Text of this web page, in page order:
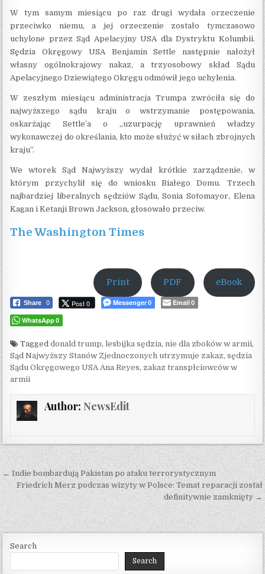
W tym samym miesiącu po raz drugi wydała orzeczenie
przeciwko niemu, a jej orzeczenie zostało tymczasowo
uchylone przez Sąd Apelacyjny USA dla Dystryktu Kolumbii.
Sędzia Okręgowy USA Benjamin Settle następnie nałożył
własny ogólnokrajowy nakaz, a trzyosobowy skład Sądu
Apelacyjnego Dziewiątego Okręgu odmówił jego uchylenia.
W zeszłym miesiącu administracja Trumpa zwróciła się do
najwyższego sądu kraju o wstrzymanie postępowania,
oskarżając Settle’a o „uzurpację uprawnień władzy
wykonawczej do określania, kto może służyć w siłach zbrojnych
kraju”.
We wtorek Sąd Najwyższy wydał krótkie zarządzenie, w
którym przychylił się do wniosku Białego Domu. Trzech
najbardziej liberalnych sędziów Sądu, Sonia Sotomayor, Elena
Kagan i Ketanji Brown Jackson, głosowało przeciw.
The Washington Times
Print PDF eBook
Share 0 Post 0 Messenger 0 Email 0
WhatsApp 0
Taggeddonald trump,lesbijka sędzia, nie dla zboków w armii,
Sąd Najwyższy Stanów Zjednoczonych utrzymuje zakaz,sędzia
Sądu Okręgowego USA Ana Reyes, zakaz transpłciowców w
armii
Author: NewsEdit
Post navigation
← Indie bombardują Pakistan po ataku terrorystycznym
Friedrich Merz podczas wizyty w Polsce: Temat reparacji został
definitywnie zamknięty →
Search
Search